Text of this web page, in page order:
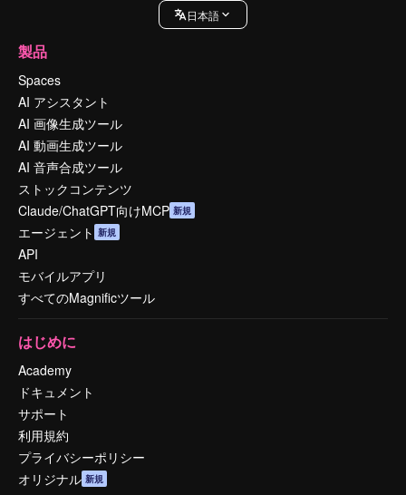
日本語
製品
Spaces
AI アシスタント
AI 画像生成ツール
AI 動画生成ツール
AI 音声合成ツール
ストックコンテンツ
Claude/ChatGPT向けMCP 新規
エージェント 新規
API
モバイルアプリ
すべてのMagnificツール
はじめに
Academy
ドキュメント
サポート
利用規約
プライバシーポリシー
オリジナル 新規